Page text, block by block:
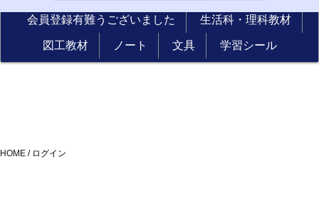
会員登録有難うございました 生活科・理科教材
図工教材 ノート 文具 学習シール
HOME / ログイン